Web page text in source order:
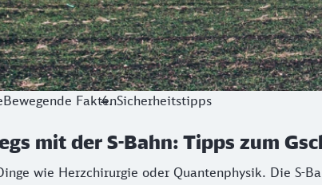
Bewegende FaktenSicherheitstipps
mit der S-Bahn: Tipps zum
wie Herzchirurgie oder Quantenphysik. Die S-